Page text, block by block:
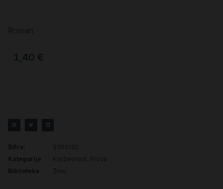
Roman
1,40 €
Šifra:
9360120
Kategorije
Književnost Proza
Biblioteka
Zrno